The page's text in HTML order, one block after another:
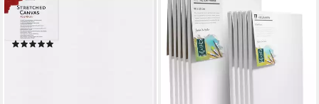
Leinwand Kreul Keilrahmen
40 x 40 cm